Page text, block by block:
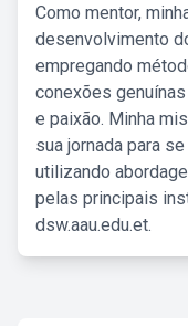
Como mentor,
desenvolvimento
empregando
conexões
e paixão. Minha
sua jornada para
utilizando
pelas principais
dsw.aau.edu.et.